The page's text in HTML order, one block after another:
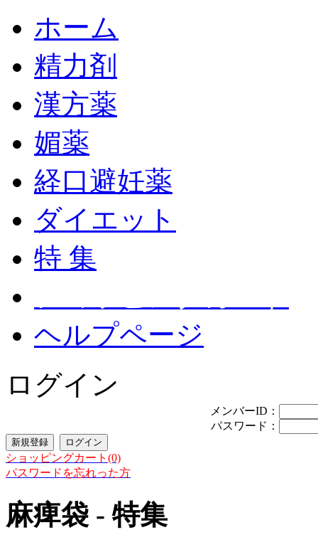
ホーム
精力剤
漢方薬
媚薬
経口避妊薬
ダイエット
特 集
ヘルプページ
ログイン
メンバーID：
パスワード：
ショッピングカート(0)
パスワードを忘れった方
麻痺袋 - 特集